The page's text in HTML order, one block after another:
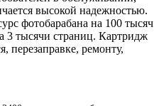
высокой надежностью.
фотобарабана на 100 тысяч
3 тысячи страниц. Картридж
перезаправке, ремонту,